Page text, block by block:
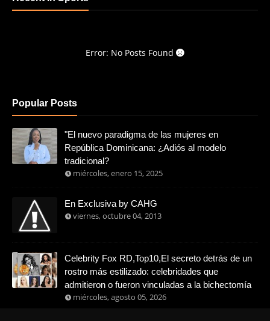
Error: No Posts Found
Popular Posts
"El nuevo paradigma de las mujeres en
República Dominicana: ¿Adiós al modelo
tradicional?
miércoles, enero 15, 2025
En Exclusiva by CAHG
viernes, octubre 04, 2013
Celebrity Fox RD,Top10,El secreto detrás de un
rostro más estilizado: celebridades que
admitieron o fueron vinculadas a la bichectomía
miércoles, agosto 05, 2026